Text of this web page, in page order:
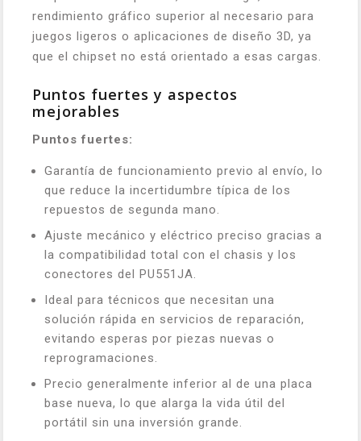
rendimiento gráfico superior al necesario para
juegos ligeros o aplicaciones de diseño 3D, ya
que el chipset no está orientado a esas cargas.
Puntos fuertes y aspectos
mejorables
Puntos fuertes:
Garantía de funcionamiento previo al envío, lo
que reduce la incertidumbre típica de los
repuestos de segunda mano.
Ajuste mecánico y eléctrico preciso gracias a
la compatibilidad total con el chasis y los
conectores del PU551JA.
Ideal para técnicos que necesitan una
solución rápida en servicios de reparación,
evitando esperas por piezas nuevas o
reprogramaciones.
Precio generalmente inferior al de una placa
base nueva, lo que alarga la vida útil del
portátil sin una inversión grande.